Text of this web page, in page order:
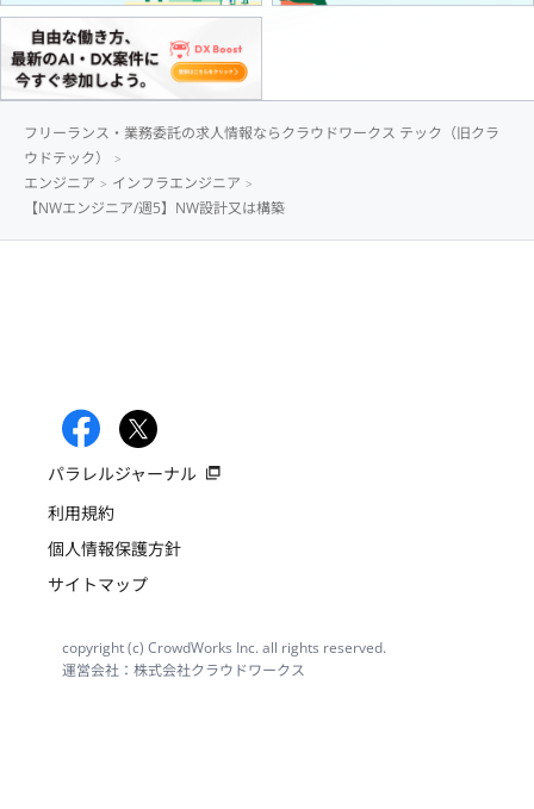
フリーランス・業務委託の求人情報ならクラウドワークス テック（旧クラ
ウドテック）
エンジニア
インフラエンジニア
【NWエンジニア/週5】NW設計又は構築
パラレルジャーナル
利用規約
個人情報保護方針
サイトマップ
copyright (c) CrowdWorks Inc. all rights reserved.
運営会社：株式会社クラウドワークス